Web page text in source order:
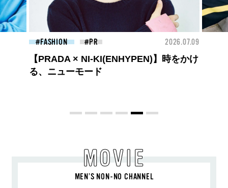
FASHION 2026.07.09
【PRADA × NI-KI(ENHYPEN)】時をかけ
る、ニューモード
MOVIE
MEN’S NON-NO CHANNEL